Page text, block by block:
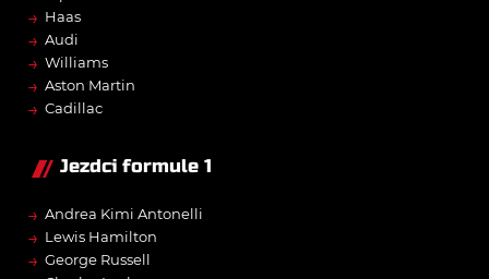
→ Haas
→ Audi
→ Williams
→ Aston Martin
→ Cadillac
Jezdci formule 1
→ Andrea Kimi Antonelli
→ Lewis Hamilton
→ George Russell